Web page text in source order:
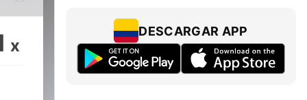
x
DESCARGAR APP